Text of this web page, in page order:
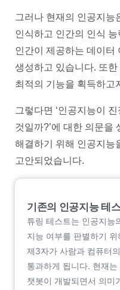
그러나 현재의 인공지능
인식하고 인간의 인식
인간이 제공하는 데이터
생성하고 있습니다. 또
최적의 기능을 획득하고
그렇다면 ‘인공지능이
것일까?’에 대한 의문을
해결하기 위해 인공지능
고안되었습니다.
기존의 인공지능 테
튜링 테스트는 인공지능
지능 여부를 판별하기
제3자가 사람과 컴퓨터
통과하게 됩니다. 현재
챗봇이 개발되면서 의미